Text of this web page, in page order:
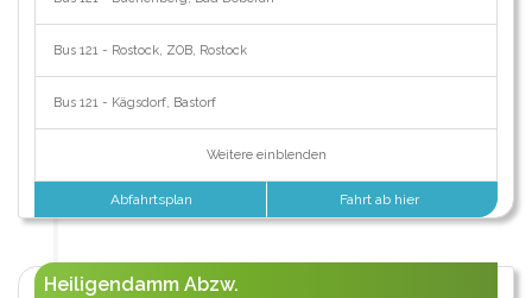
Bus 121 - Rostock, ZOB, Rostock
Bus 121 - Kägsdorf, Bastorf
Weitere einblenden
Abfahrtsplan Fahrt ab hier
Heiligendamm Abzw.